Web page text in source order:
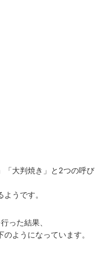
「大判焼き」と2つの呼び
うです。
った結果、
ようになっています。